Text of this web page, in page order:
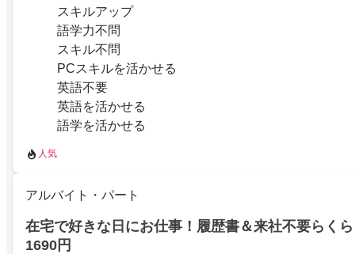
スキルアップ
語学力不問
スキル不問
PCスキルを活かせる
英語不要
英語を活かせる
語学を活かせる
人気
アルバイト・パート
在宅で好きな日にお仕事！履歴書＆来社不要らく
1690円